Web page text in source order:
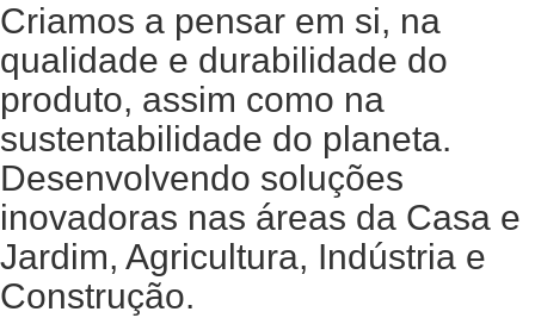
Criamos a pensar em si, na
qualidade e durabilidade do
produto, assim como na
sustentabilidade do planeta.
Desenvolvendo soluções
inovadoras nas áreas da Casa e
Jardim, Agricultura, Indústria e
Construção.